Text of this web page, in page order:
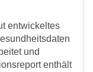
entwickeltes
und
enthält